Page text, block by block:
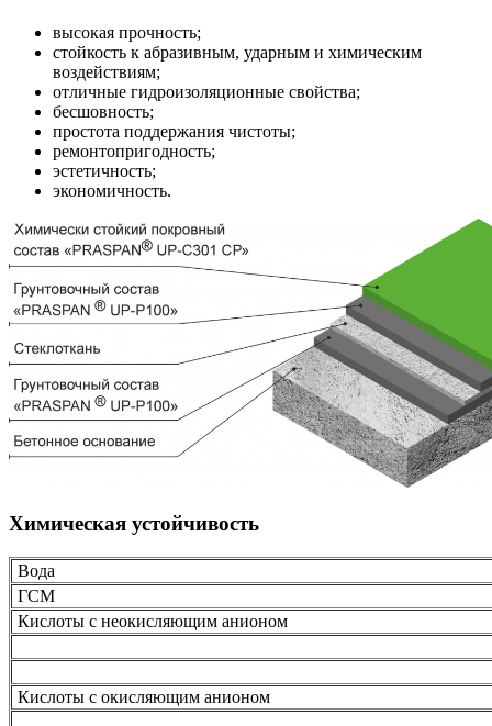
высокая прочность;
стойкость к абразивным, ударным и химическим
воздействиям;
отличные гидроизоляционные свойства;
бесшовность;
простота поддержания чистоты;
ремонтопригодность;
эстетичность;
экономичность.
Химическая устойчивость
Вода
ГСМ
Кислоты с неокисляющим анионом
Кислоты с окисляющим анионом